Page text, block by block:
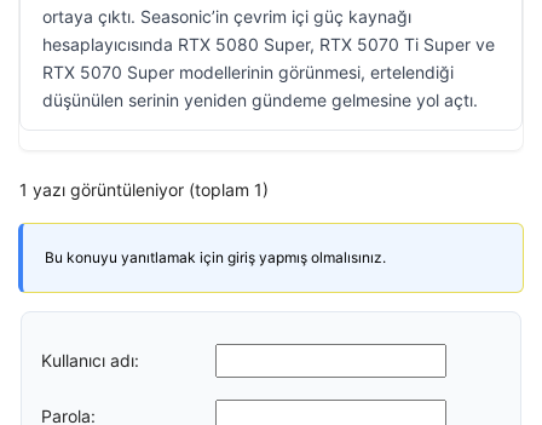
ortaya çıktı. Seasonic’in çevrim içi güç kaynağı
hesaplayıcısında RTX 5080 Super, RTX 5070 Ti Super ve
RTX 5070 Super modellerinin görünmesi, ertelendiği
düşünülen serinin yeniden gündeme gelmesine yol açtı.
1 yazı görüntüleniyor (toplam 1)
Bu konuyu yanıtlamak için giriş yapmış olmalısınız.
Kullanıcı adı:
Parola: